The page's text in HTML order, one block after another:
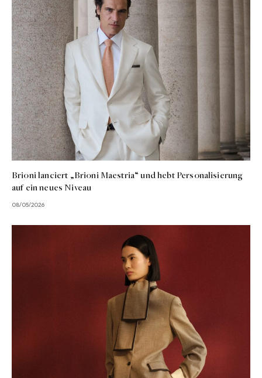
Brioni lanciert „Brioni Maestria“ und hebt Personalisierung
auf ein neues Niveau
08/05/2026